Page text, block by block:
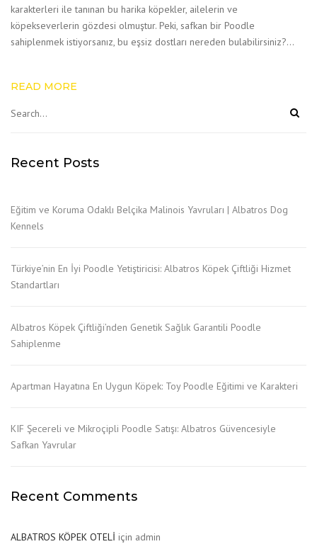
karakterleri ile tanınan bu harika köpekler, ailelerin ve
köpekseverlerin gözdesi olmuştur. Peki, safkan bir Poodle
sahiplenmek istiyorsanız, bu eşsiz dostları nereden bulabilirsiniz?…
READ MORE
Recent Posts
Eğitim ve Koruma Odaklı Belçika Malinois Yavruları | Albatros Dog
Kennels
Türkiye’nin En İyi Poodle Yetiştiricisi: Albatros Köpek Çiftliği Hizmet
Standartları
Albatros Köpek Çiftliği’nden Genetik Sağlık Garantili Poodle
Sahiplenme
Apartman Hayatına En Uygun Köpek: Toy Poodle Eğitimi ve Karakteri
KIF Şecereli ve Mikroçipli Poodle Satışı: Albatros Güvencesiyle
Safkan Yavrular
Recent Comments
ALBATROS KÖPEK OTELİ için admin